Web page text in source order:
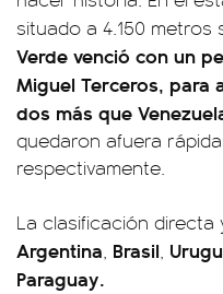
situado a 4.150 metros
Verde venció con un
Miguel Terceros, para
dos más que
quedaron afuera
respectivamente.
La clasificación
Argentina, Brasil,
Paraguay.